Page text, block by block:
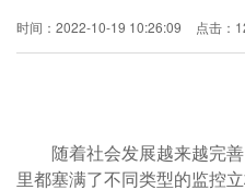
时间：2022-10-19 10:26:09 点击：
随着社会发展越来越完
里都塞满了不同类型的监控